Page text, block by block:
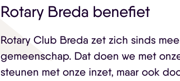
Rotary Breda benefiet
Rotary Club Breda zet zich sinds
gemeenschap. Dat doen we met
steunen met onze inzet, maar ook